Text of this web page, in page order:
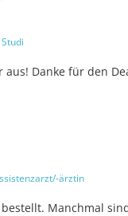
Studi
aus! Danke für den
ärztin
Manchmal